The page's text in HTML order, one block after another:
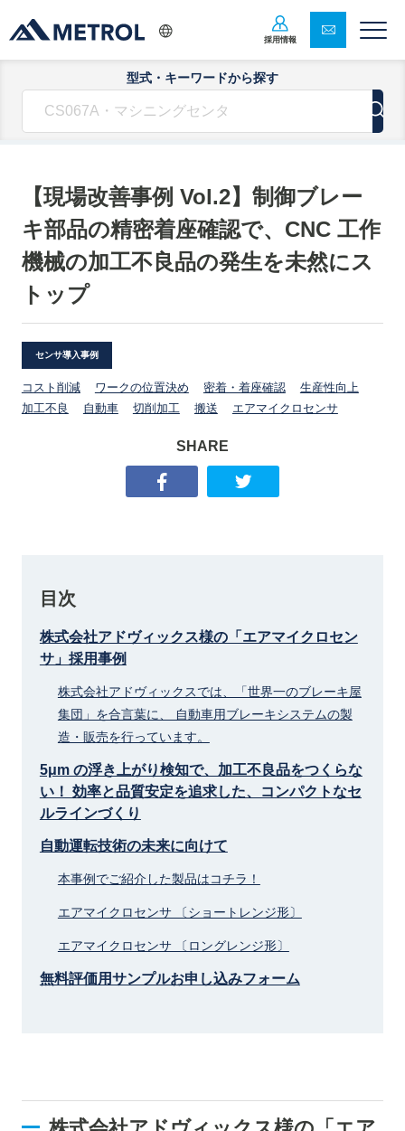
採用情報
型式・キーワードから探す
【現場改善事例 Vol.2】制御ブレー
キ部品の精密着座確認で、CNC 工作
機械の加工不良品の発生を未然にス
トップ
センサ導入事例
コスト削減 ワークの位置決め 密着・着座確認
生産性向上
加工不良
自動車 切削加工 搬送 エアマイクロセンサ
SHARE
目次
株式会社アドヴィックス様の「エアマイクロセン
サ」採用事例
株式会社アドヴィックスでは、「世界一のブレーキ屋
集団」を合言葉に、 自動車用ブレーキシステムの製
造・販売を行っています。
5μm の浮き上がり検知で、加工不良品をつくらな
い！ 効率と品質安定を追求した、コンパクトなセ
ルラインづくり
自動運転技術の未来に向けて
本事例でご紹介した製品はコチラ！
エアマイクロセンサ 〔ショートレンジ形〕
エアマイクロセンサ 〔ロングレンジ形〕
無料評価用サンプルお申し込みフォーム